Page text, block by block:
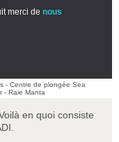
merci de nous
en quoi consiste